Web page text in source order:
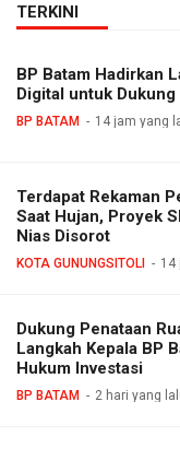
TERKINI
BP Batam Hadirkan
Digital untuk Dukung
BP BATAM 14 jam yang
Terdapat Rekaman
Saat Hujan, Proyek
Nias Disorot
KOTA GUNUNGSITOLI 14
Dukung Penataan
Langkah Kepala BP
Hukum Investasi
BP BATAM 2 hari yang